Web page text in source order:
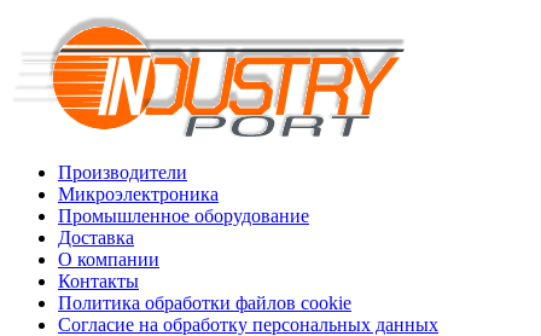
Производители
Микроэлектроника
Промышленное оборудование
Доставка
О компании
Контакты
Политика обработки файлов cookie
Согласие на обработку персональных данных